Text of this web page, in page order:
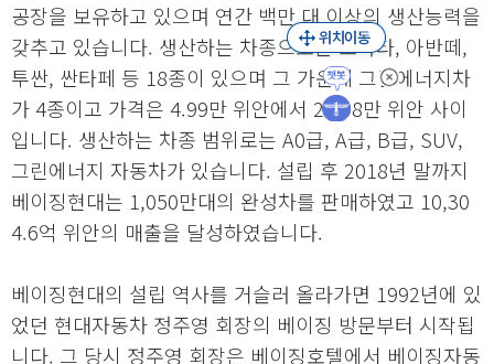
공장을 보유하고 있으며 연간 백만 대 이상의 생산능력을
갖추고 있습니다. 생산하는 차종으로는 쏘나타, 아반떼,
투싼, 싼타페 등 18종이 있으며 그 가운데 그린에너지차
가 4종이고 가격은 4.99만 위안에서 28.98만 위안 사이
입니다. 생산하는 차종 범위로는 A0급, A급, B급, SUV,
그린에너지 자동차가 있습니다. 설립 후 2018년 말까지
베이징현대는 1,050만대의 완성차를 판매하였고 10,30
4.6억 위안의 매출을 달성하였습니다.
베이징현대의 설립 역사를 거슬러 올라가면 1992년에 있
었던 현대자동차 정주영 회장의 베이징 방문부터 시작됩
니다. 그 당시 정주영 회장은 베이징호텔에서 베이징자동